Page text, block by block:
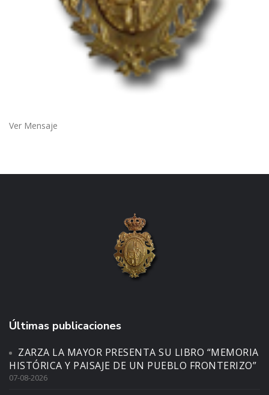
Ver Mensaje
Últimas publicaciones
ZARZA LA MAYOR PRESENTA SU LIBRO “MEMORIA
HISTÓRICA Y PAISAJE DE UN PUEBLO FRONTERIZO”
07-08-2026